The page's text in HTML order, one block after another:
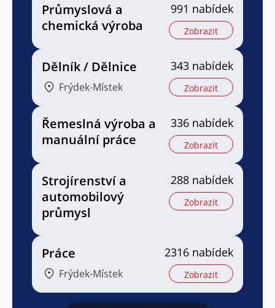
Průmyslová a
chemická výroba
991 nabídek
Zobrazit
Dělník / Dělnice
Frýdek-Místek
343 nabídek
Zobrazit
Řemeslná výroba a
manuální práce
336 nabídek
Zobrazit
Strojírenství a
automobilový
průmysl
288 nabídek
Zobrazit
Práce
Frýdek-Místek
2316 nabídek
Zobrazit